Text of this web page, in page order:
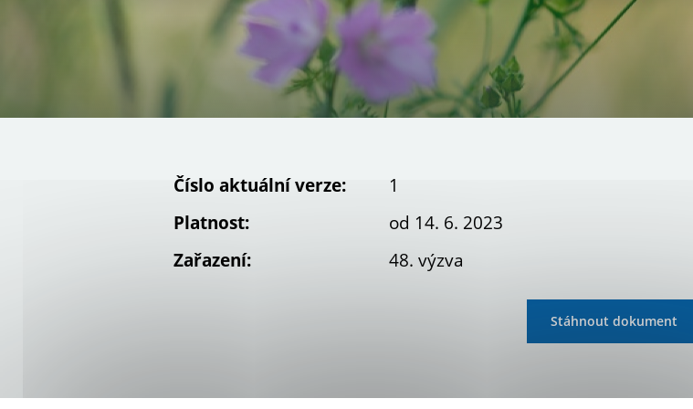
Číslo aktuální verze:
1
Platnost:
od 14. 6. 2023
Zařazení:
48. výzva
Stáhnout dokument